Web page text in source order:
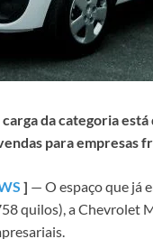
da categoria
para empresas
] — O espaço que já
quilos), a Chevrolet